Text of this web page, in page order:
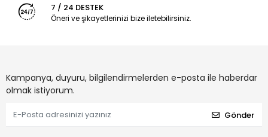
7 / 24 DESTEK
Öneri ve şikayetlerinizi bize iletebilirsiniz.
Kampanya, duyuru, bilgilendirmelerden e-posta ile haberdar
olmak istiyorum.
Gönder